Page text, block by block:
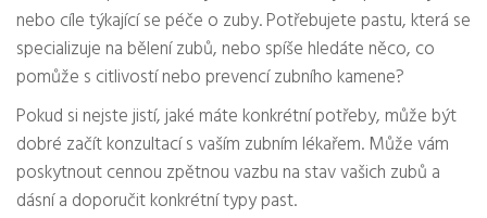
nebo cíle týkající se péče o zuby. Potřebujete pastu, která se
specializuje na bělení zubů, nebo spíše hledáte něco, co
pomůže s citlivostí nebo prevencí zubního kamene?
Pokud si nejste jistí, jaké máte konkrétní potřeby, může být
dobré začít konzultací s vaším zubním lékařem. Může vám
poskytnout cennou zpětnou vazbu na stav vašich zubů a
dásní a doporučit konkrétní typy past.